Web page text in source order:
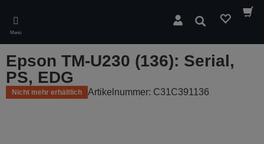
main
content
Menü
Suchen
Epson TM-U230 (136): Serial,
PS, EDG
Nicht mehr erhältlich Artikelnummer: C31C391136